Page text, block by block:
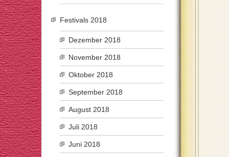
Festivals 2018
Dezember 2018
November 2018
Oktober 2018
September 2018
August 2018
Juli 2018
Juni 2018